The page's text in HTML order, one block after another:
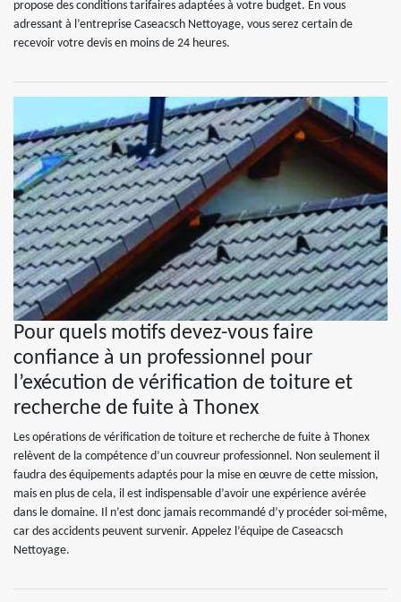
propose des conditions tarifaires adaptées à votre budget. En vous
adressant à l’entreprise Caseacsch Nettoyage, vous serez certain de
recevoir votre devis en moins de 24 heures.
Pour quels motifs devez-vous faire
confiance à un professionnel pour
l’exécution de vérification de toiture et
recherche de fuite à Thonex
Les opérations de vérification de toiture et recherche de fuite à Thonex
relèvent de la compétence d’un couvreur professionnel. Non seulement il
faudra des équipements adaptés pour la mise en œuvre de cette mission,
mais en plus de cela, il est indispensable d’avoir une expérience avérée
dans le domaine. Il n’est donc jamais recommandé d’y procéder soi-même,
car des accidents peuvent survenir. Appelez l’équipe de Caseacsch
Nettoyage.